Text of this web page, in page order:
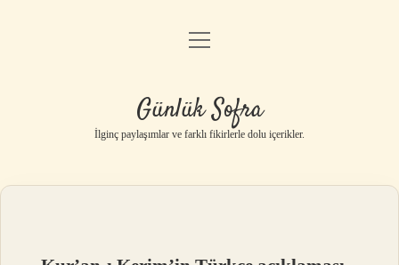
Anasayfa
Yasal Uyarı
menüyü
Günlük Sofra
İlginç paylaşımlar ve farklı fikirlerle dolu içerikler.